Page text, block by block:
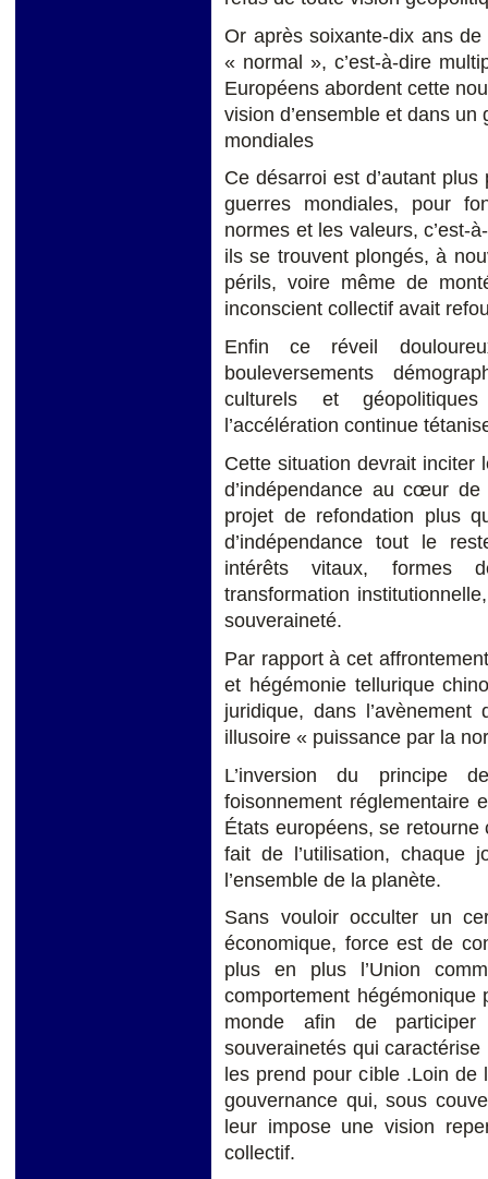
Or après soixante-dix ans
« normal », c’est-à-dire
Européens abordent cette
vision d’ensemble et dans
mondiales
Ce désarroi est d’autant
guerres mondiales, pour
normes et les valeurs, c’est-
ils se trouvent plongés, à
périls, voire même de
inconscient collectif avait
Enfin ce réveil
bouleversements
culturels et
l’accélération continue
Cette situation devrait inciter
d’indépendance au cœur
projet de refondation plus
d’indépendance tout le
intérêts vitaux, formes
transformation
souveraineté.
Par rapport à cet
et hégémonie tellurique
juridique, dans
illusoire « puissance par la
L’inversion du principe
foisonnement réglementaire
États européens, se
fait de l’utilisation, chaque
l’ensemble de la planète.
Sans vouloir occulter un
économique, force est de
plus en plus l’Union
comportement
monde afin de
souverainetés qui
les prend pour cible .Loin
gouvernance qui, sous
leur impose une vision
collectif.